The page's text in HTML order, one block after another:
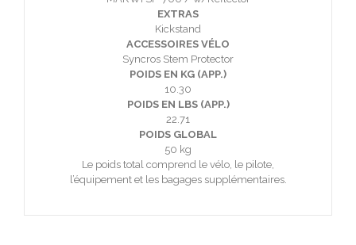
EXTRAS
Kickstand
ACCESSOIRES VÉLO
Syncros Stem Protector
POIDS EN KG (APP.)
10.30
POIDS EN LBS (APP.)
22.71
POIDS GLOBAL
50 kg
Le poids total comprend le vélo, le pilote,
l’équipement et les bagages supplémentaires.